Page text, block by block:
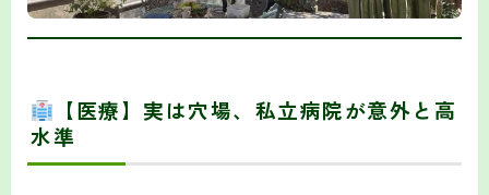
【医療】実は穴場、私立病院が意外と高
水準